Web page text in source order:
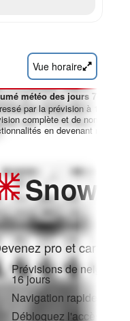
Vue horaire
météo des jours 7-16 :
par la prévision à 16 jours
complète et de
en devenant membre
Snow
pro et carve en:
Prévisions de neige
16 jours
Navigation rapide sans
Débloquez l'accès